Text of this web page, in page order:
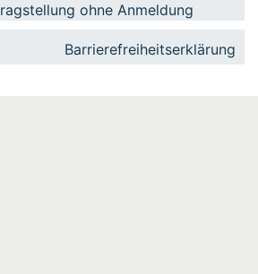
ohne Anmeldung
Barrierefreiheitserklärung